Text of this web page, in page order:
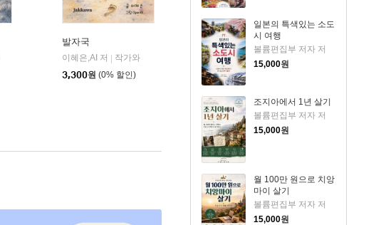
일본의 특색있는 소도
시 여행
볼륨편집부 저자 저
15,000원
조지아에서 1년 살기
볼륨편집부 저자 저
15,000원
월 100만 원으로 치앙
마이 살기
볼륨편집부 저자 저
15,000원
발자국
이혜은,AI 저
작가와
3,300원 (0% 할인)